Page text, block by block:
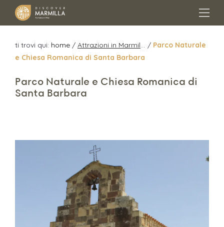
ti trovi qui: home / / Parco Naturale
e Chiesa Romanica di Santa Barbara
Parco Naturale e Chiesa Romanica di
Santa Barbara